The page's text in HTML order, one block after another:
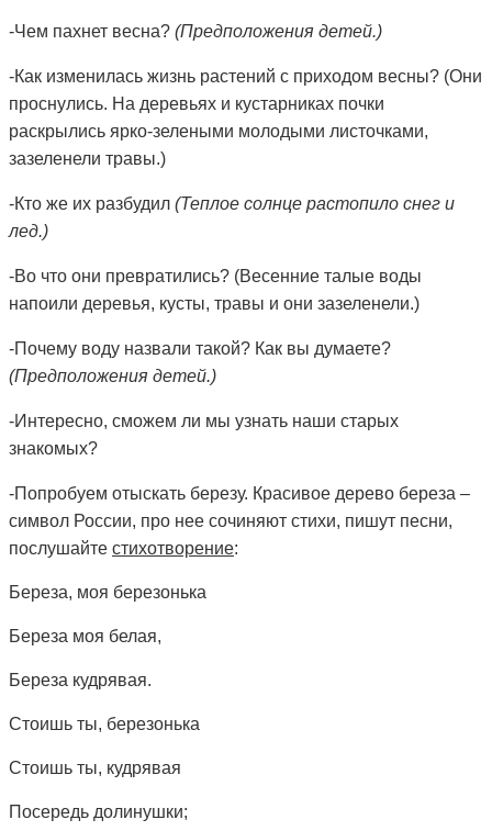
-Чем пахнет весна? (Предположения детей.)
-Как изменилась жизнь растений с приходом весны? (Они
проснулись. На деревьях и кустарниках почки
раскрылись ярко-зелеными молодыми листочками,
зазеленели травы.)
-Кто же их разбудил (Теплое солнце растопило снег и
лед.)
-Во что они превратились? (Весенние талые воды
напоили деревья, кусты, травы и они зазеленели.)
-Почему воду назвали такой? Как вы думаете?
(Предположения детей.)
-Интересно, сможем ли мы узнать наши старых
знакомых?
-Попробуем отыскать березу. Красивое дерево береза –
символ России, про нее сочиняют стихи, пишут песни,
послушайте стихотворение:
Береза, моя березонька
Береза моя белая,
Береза кудрявая.
Стоишь ты, березонька
Стоишь ты, кудрявая
Посередь долинушки;